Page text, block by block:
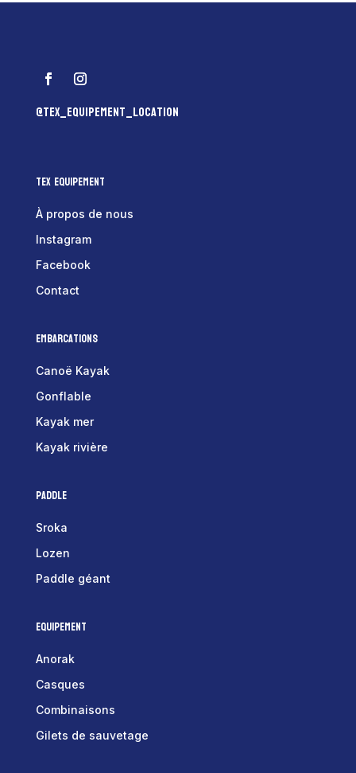
@tex_equipement_location
Tex Equipement
À propos de nous
Instagram
Facebook
Contact
Embarcations
Canoë Kayak
Gonflable
Kayak mer
Kayak rivière
Paddle
Sroka
Lozen
Paddle géant
Equipement
Anorak
Casques
Combinaisons
Gilets de sauvetage